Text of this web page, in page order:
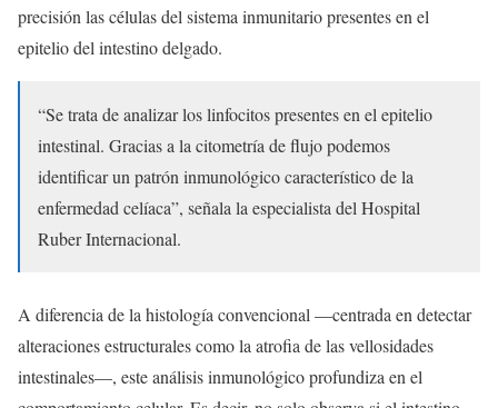
precisión las células del sistema inmunitario presentes en el
epitelio del intestino delgado.
“Se trata de analizar los linfocitos presentes en el epitelio
intestinal. Gracias a la citometría de flujo podemos
identificar un patrón inmunológico característico de la
enfermedad celíaca”, señala la especialista del Hospital
Ruber Internacional.
A diferencia de la histología convencional —centrada en detectar
alteraciones estructurales como la atrofia de las vellosidades
intestinales—, este análisis inmunológico profundiza en el